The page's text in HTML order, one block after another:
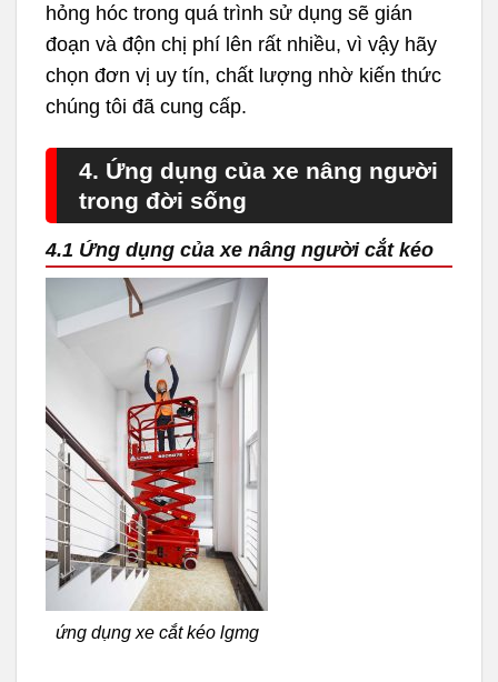
hỏng hóc trong quá trình sử dụng sẽ gián
đoạn và độn chị phí lên rất nhiều, vì vậy hãy
chọn đơn vị uy tín, chất lượng nhờ kiến thức
chúng tôi đã cung cấp.
4. Ứng dụng của xe nâng người
trong đời sống
4.1 Ứng dụng của xe nâng người cắt kéo
ứng dụng xe cắt kéo lgmg